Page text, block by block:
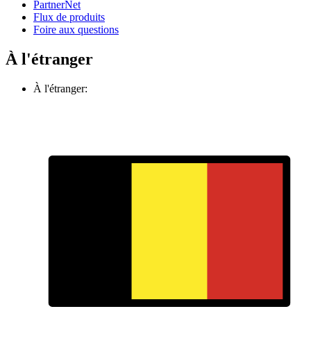
PartnerNet
Flux de produits
Foire aux questions
À l'étranger
À l'étranger: